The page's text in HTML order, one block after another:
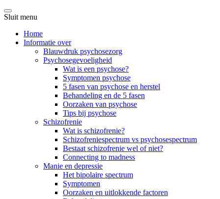
Sluit menu
Home
Informatie over
Blauwdruk psychosezorg
Psychosegevoeligheid
Wat is een psychose?
Symptomen psychose
5 fasen van psychose en herstel
Behandeling en de 5 fasen
Oorzaken van psychose
Tips bij psychose
Schizofrenie
Wat is schizofrenie?
Schizofreniespectrum vs psychosespectrum
Bestaat schizofrenie wel of niet?
Connecting to madness
Manie en depressie
Het bipolaire spectrum
Symptomen
Oorzaken en uitlokkende factoren